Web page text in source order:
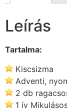
Leírás
Tartalma:
Kiscsizma
Adventi,
2 db
1 ív